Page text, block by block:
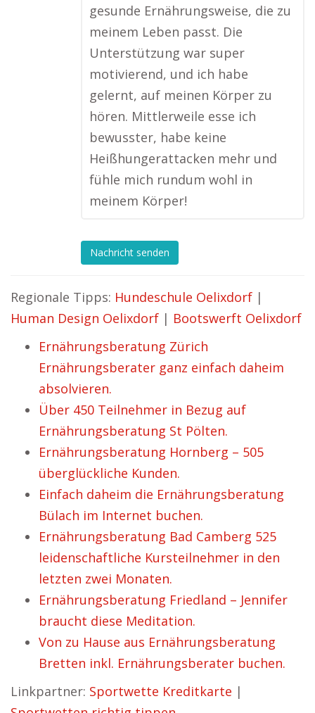
gesunde Ernährungsweise, die zu
meinem Leben passt. Die
Unterstützung war super
motivierend, und ich habe
gelernt, auf meinen Körper zu
hören. Mittlerweile esse ich
bewusster, habe keine
Heißhungerattacken mehr und
fühle mich rundum wohl in
meinem Körper!
Nachricht senden
Regionale Tipps: Hundeschule Oelixdorf |
Human Design Oelixdorf | Bootswerft Oelixdorf
Ernährungsberatung Zürich
Ernährungsberater ganz einfach daheim
absolvieren.
Über 450 Teilnehmer in Bezug auf
Ernährungsberatung St Pölten.
Ernährungsberatung Hornberg – 505
überglückliche Kunden.
Einfach daheim die Ernährungsberatung
Bülach im Internet buchen.
Ernährungsberatung Bad Camberg 525
leidenschaftliche Kursteilnehmer in den
letzten zwei Monaten.
Ernährungsberatung Friedland – Jennifer
braucht diese Meditation.
Von zu Hause aus Ernährungsberatung
Bretten inkl. Ernährungsberater buchen.
Linkpartner: Sportwette Kreditkarte |